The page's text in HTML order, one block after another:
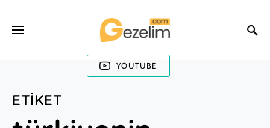
YOUTUBE
ETIKET